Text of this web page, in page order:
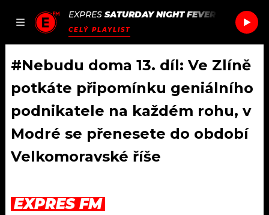
JAK
SEZNAM.CZ
EXPRES SATURDAY NIGHT FEVER
CELÝ PLAYLIST
DOMŮ
ČLÁNKY
AKTUÁLNĚ
PODCASTY
#Nebudu doma 13. díl: Ve Zlíně
potkáte připomínku geniálního
podnikatele na každém rohu, v
Modré se přenesete do období
Velkomoravské říše
EXPRES FM